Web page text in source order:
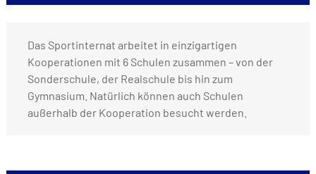
Das Sportinternat arbeitet in einzigartigen
Kooperationen mit 6 Schulen zusammen – von der
Sonderschule, der Realschule bis hin zum
Gymnasium. Natürlich können auch Schulen
außerhalb der Kooperation besucht werden.